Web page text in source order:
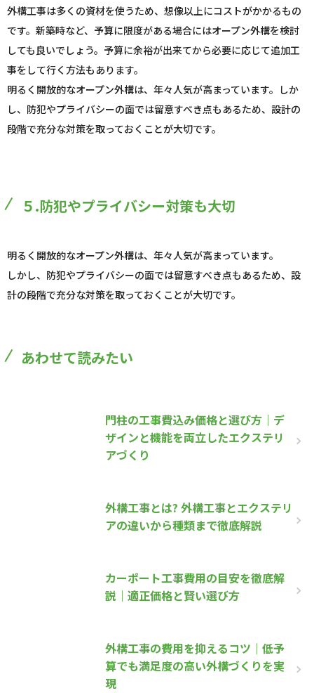
外構工事は多くの資材を使うため、想像以上にコストがかかるもの
です。新築時など、予算に限度がある場合にはオープン外構を検討
しても良いでしょう。予算に余裕が出来てから必要に応じて追加工
事をして行く方法もあります。
明るく開放的なオープン外構は、年々人気が高まっています。しか
し、防犯やプライバシーの面では留意すべき点もあるため、設計の
段階で充分な対策を取っておくことが大切です。
５.防犯やプライバシー対策も大切
明るく開放的なオープン外構は、年々人気が高まっています。
しかし、防犯やプライバシーの面では留意すべき点もあるため、設
計の段階で充分な対策を取っておくことが大切です。
あわせて読みたい
門柱の工事費込み価格と選び方｜デ
ザインと機能を両立したエクステリ
アづくり
外構工事とは? 外構工事とエクステリ
アの違いから種類まで徹底解説
カーポート工事費用の目安を徹底解
説｜適正価格と賢い選び方
外構工事の費用を抑えるコツ｜低予
算でも満足度の高い外構づくりを実
現